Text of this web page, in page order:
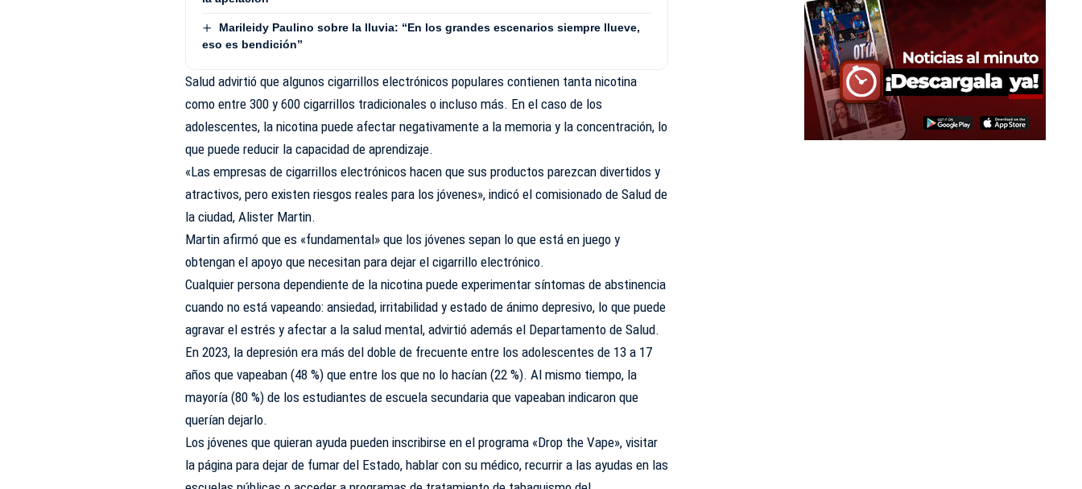
Marileidy Paulino sobre la lluvia: “En los grandes escenarios siempre llueve,
eso es bendición”
Salud advirtió que algunos cigarrillos electrónicos populares contienen tanta nicotina
como entre 300 y 600 cigarrillos tradicionales o incluso más. En el caso de los
adolescentes, la nicotina puede afectar negativamente a la memoria y la concentración, lo
que puede reducir la capacidad de aprendizaje.
«Las empresas de cigarrillos electrónicos hacen que sus productos parezcan divertidos y
atractivos, pero existen riesgos reales para los jóvenes», indicó el comisionado de Salud de
la ciudad, Alister Martin.
Martin afirmó que es «fundamental» que los jóvenes sepan lo que está en juego y
obtengan el apoyo que necesitan para dejar el cigarrillo electrónico.
Cualquier persona dependiente de la nicotina puede experimentar síntomas de abstinencia
cuando no está vapeando: ansiedad, irritabilidad y estado de ánimo depresivo, lo que puede
agravar el estrés y afectar a la salud mental, advirtió además el Departamento de Salud.
En 2023, la depresión era más del doble de frecuente entre los adolescentes de 13 a 17
años que vapeaban (48 %) que entre los que no lo hacían (22 %). Al mismo tiempo, la
mayoría (80 %) de los estudiantes de escuela secundaria que vapeaban indicaron que
querían dejarlo.
Los jóvenes que quieran ayuda pueden inscribirse en el programa «Drop the Vape», visitar
la página para dejar de fumar del Estado, hablar con su médico, recurrir a las ayudas en las